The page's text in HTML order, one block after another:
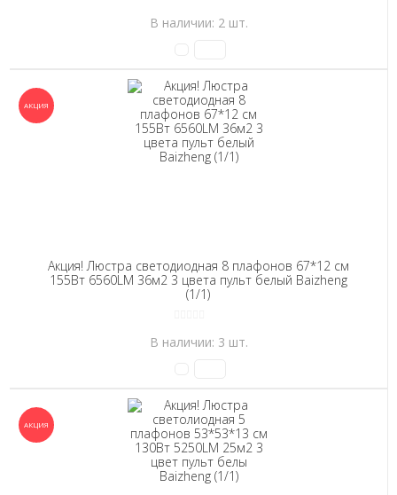
В наличии: 2 шт.
Акция! Люстра светодиодная 8 плафонов 67*12 см
155Вт 6560LM 36м2 3 цвета пульт белый Baizheng
(1/1)
В наличии: 3 шт.